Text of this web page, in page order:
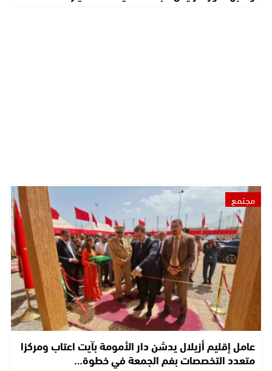
مجتمع
عامل إقليم أزيلال يدشن دار الأمومة بآيت اعتاب ومركزا
متعدد التخصصات بفم الجمعة في خطوة…